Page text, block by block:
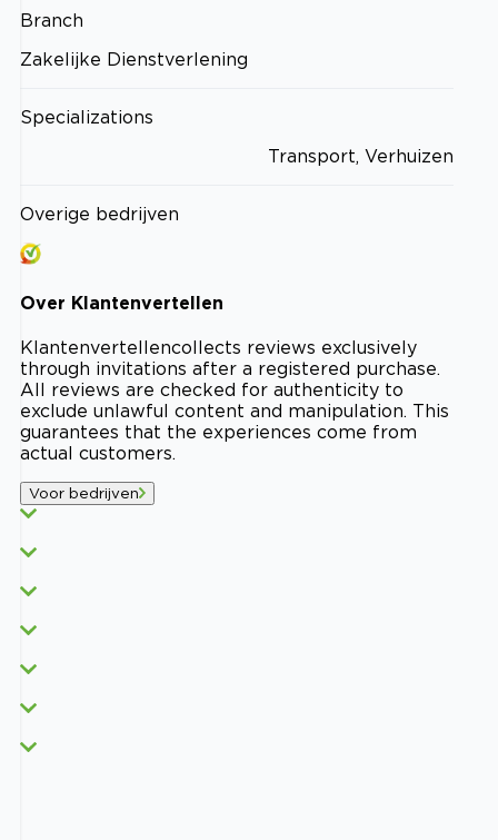
Branch
Zakelijke Dienstverlening
Specializations
Transport, Verhuizen
Overige bedrijven
Over Klantenvertellen
Klantenvertellencollects reviews exclusively
through invitations after a registered purchase.
All reviews are checked for authenticity to
exclude unlawful content and manipulation. This
guarantees that the experiences come from
actual customers.
Voor bedrijven